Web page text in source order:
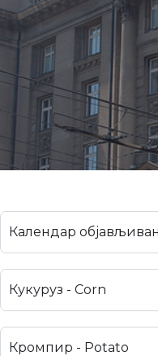
Календар
Кукуруз - Corn
Кромпир - Potato